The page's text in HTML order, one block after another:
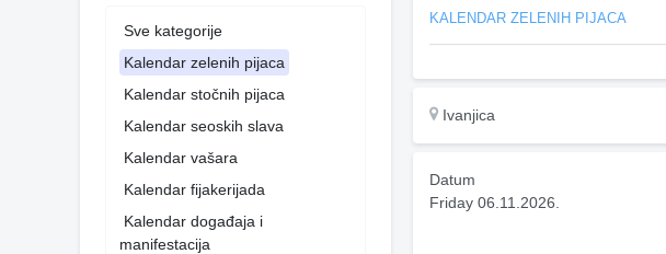
Sve kategorije
Kalendar zelenih pijaca
Kalendar stočnih pijaca
Kalendar seoskih slava
Kalendar vašara
Kalendar fijakerijada
Kalendar događaja i
manifestacija
KALENDAR ZELENIH PIJACA
Ivanjica
Datum
Friday 06.11.2026.